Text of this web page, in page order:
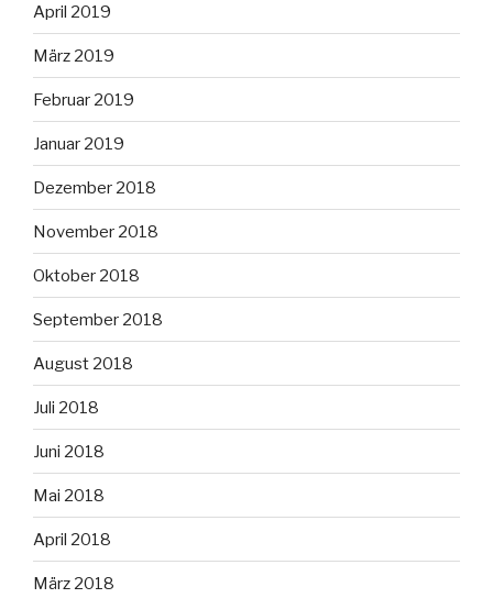
April 2019
März 2019
Februar 2019
Januar 2019
Dezember 2018
November 2018
Oktober 2018
September 2018
August 2018
Juli 2018
Juni 2018
Mai 2018
April 2018
März 2018